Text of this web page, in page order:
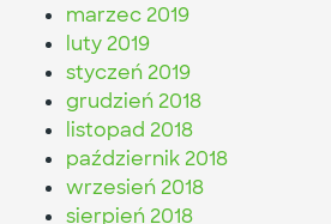
marzec 2019
luty 2019
styczeń 2019
grudzień 2018
listopad 2018
październik 2018
wrzesień 2018
sierpień 2018